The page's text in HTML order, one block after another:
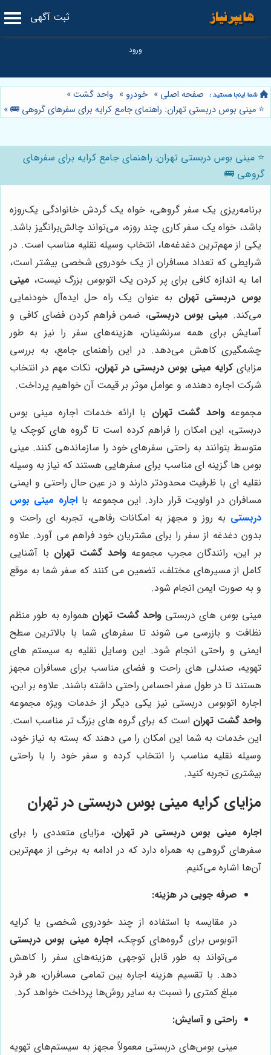
ثبت آگهی
صفحه اصلی » خودرو » واحد گشت»
⭐️ مینی بوس دربستی تهران: راهنمای جامع کرایه برای سفرهای گروهی 🚌»
⭐️ مینی بوس دربستی تهران: راهنمای جامع کرایه برای سفرهای
گروهی 🚌
برنامه‌ریزی یک سفر گروهی، خواه یک گردش خانوادگی یک‌روزه
باشد، خواه یک سفر کاری چند روزه، می‌تواند چالش‌برانگیز باشد.
یکی از مهم‌ترین دغدغه‌ها، انتخاب وسیله نقلیه مناسب است. در
شرایطی که تعداد مسافران از یک خودروی شخصی بیشتر است،
اما به اندازه کافی برای پر کردن یک اتوبوس بزرگ نیست، مینی
بوس دربستی تهران به عنوان یک راه حل ایده‌آل خودنمایی
می‌کند. مینی بوس دربستی، ضمن فراهم کردن فضای کافی و
آسایش برای همه سرنشینان، هزینه‌های سفر را نیز به طور
چشمگیری کاهش می‌دهد. در این راهنمای جامع، به بررسی
مزایای کرایه مینی بوس دربستی در تهران، نکات مهم در انتخاب
شرکت اجاره دهنده، و عوامل موثر بر قیمت آن خواهیم پرداخت.
مجموعهواحد گشت تهران با ارائه خدمات اجاره مینی بوس
دربستی، این امکان را فراهم کرده است تا گروه های کوچک یا
متوسط بتوانند به راحتی سفرهای خود را سازماندهی کنند. مینی
بوس ها گزینه ای مناسب برای سفرهایی هستند که نیاز به وسیله
نقلیه ای با ظرفیت محدودتر دارند و در عین حال راحتی و ایمنی
مسافران در اولویت قرار دارد. این مجموعه بااجاره مینی بوس
دربستی به روز و مجهز به امکانات رفاهی، تجربه ای راحت و
بدون دغدغه از سفر را برای مشتریان خود فراهم می آورد. علاوه
بر این، رانندگان مجرب مجموعهواحد گشت تهران با آشنایی
کامل از مسیرهای مختلف، تضمین می کنند که سفر شما به موقع
و به صورت ایمن انجام شود.
مینی بوس های دربستیواحد گشت تهران همواره به طور منظم
نظافت و بازرسی می شوند تا سفرهای شما با بالاترین سطح
ایمنی و راحتی انجام شود. این وسایل نقلیه به سیستم های
تهویه، صندلی های راحت و فضای مناسب برای مسافران مجهز
هستند تا در طول سفر احساس راحتی داشته باشند. علاوه بر این،
اجاره اتوبوس دربستی نیز یکی دیگر از خدمات ویژه مجموعه
واحد گشت تهران است که برای گروه های بزرگ تر مناسب است.
این خدمات به شما این امکان را می دهند که بسته به نیاز خود،
وسیله نقلیه مناسب را انتخاب کرده و سفر خود را با راحتی
بیشتری تجربه کنید.
مزایای کرایه مینی بوس دربستی در تهران
اجاره مینی بوس دربستی در تهران، مزایای متعددی را برای
سفرهای گروهی به همراه دارد که در ادامه به برخی از مهم‌ترین
آن‌ها اشاره می‌کنیم:
صرفه جویی در هزینه:
در مقایسه با استفاده از چند خودروی شخصی یا کرایه
اتوبوس برای گروه‌های کوچک، اجاره مینی بوس دربستی
می‌تواند به طور قابل توجهی هزینه‌های سفر را کاهش
دهد. با تقسیم هزینه اجاره بین تمامی مسافران، هر فرد
مبلغ کمتری را نسبت به سایر روش‌ها پرداخت خواهد کرد.
راحتی و آسایش:
مینی بوس‌های دربستی معمولاً مجهز به سیستم‌های تهویه